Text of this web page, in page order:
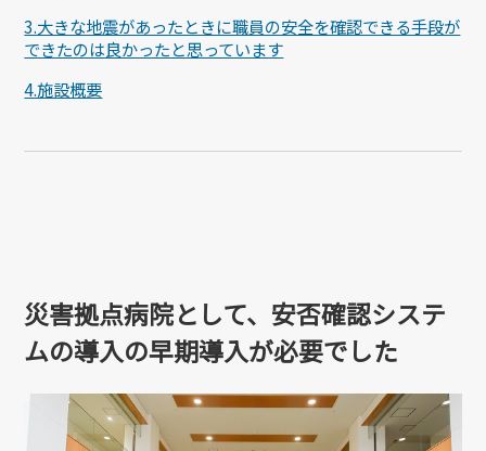
3.大きな地震があったときに職員の安全を確認できる手段が
できたのは良かったと思っています
4.施設概要
災害拠点病院として、安否確認システ
ムの導入の早期導入が必要でした